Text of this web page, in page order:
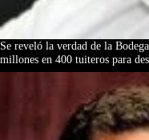
Se reveló la verdad de la
millones en 400 tuiteros para